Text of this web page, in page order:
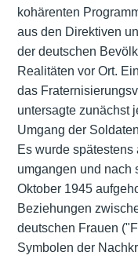
kohärenten
aus den Direktiven
der deutschen
Realitäten vor Ort.
das
untersagte zunächst
Umgang der
Es wurde
umgangen und nach
Oktober 1945
Beziehungen
deutschen Frauen
Symbolen der